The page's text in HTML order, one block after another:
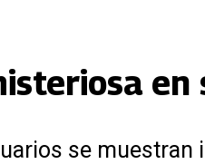
en
se muestran